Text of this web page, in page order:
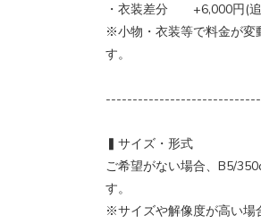
・衣装差分 +6,000円(追
※小物・衣装等で料金が変
す。
-----------------------------
▍サイズ・形式
ご希望がない場合、B5/
す。
※サイズや解像度が高い場